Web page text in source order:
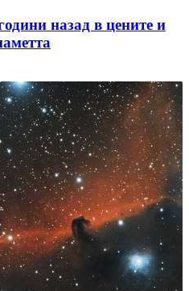
назад в цените и